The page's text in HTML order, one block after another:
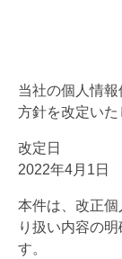
当社の個人情
方針を改定いた
改定日
2022年4月1日
本件は、改正
り扱い内容の
す。